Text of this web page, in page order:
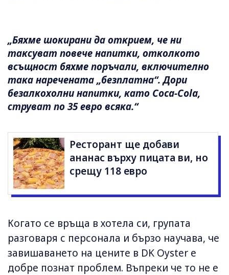
„Бяхме шокирани да открием, че ни
таксуват повече напитки, отколкото
всъщност бяхме поръчали, включително
така наречената „безплатна“. Дори
безалкохолни напитки, като Coca-Cola,
струват по 35 евро всяка.“
Ресторант ще добави
ананас върху пицата ви, но
срещу 118 евро
Когато се връща в хотела си, групата
разговаря с персонала и бързо научава, че
завишаването на цените в DK Oyster е
добре познат проблем. Въпреки че то не е